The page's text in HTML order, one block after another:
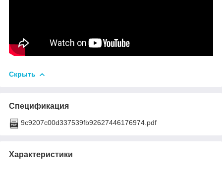
Скрыть
Спецификация
9c9207c00d337539fb92627446176974.pdf
Характеристики